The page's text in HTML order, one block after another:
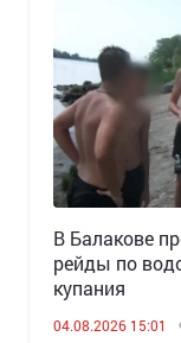
В Балакове
рейды по
купания
04.08.2026 15:01